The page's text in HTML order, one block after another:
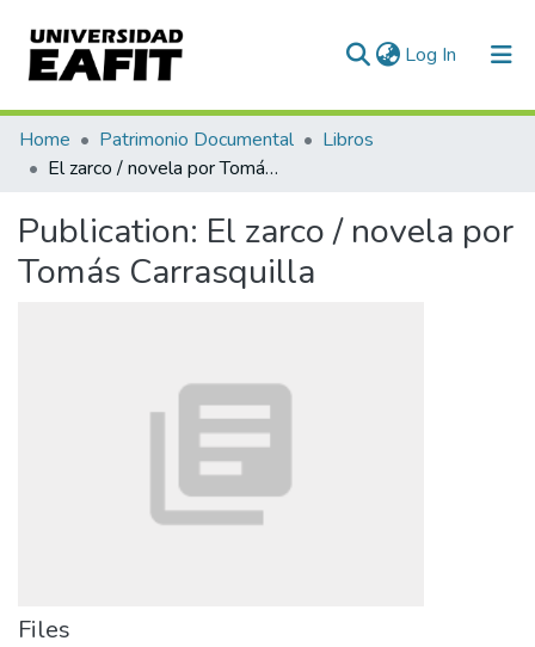
Log In (current)
Communities & Collections
All of DSpace
Statistics
Home Patrimonio Documental
Libros
El zarco / novela por Tomás Carrasquilla
Publication: El zarco / novela por
Tomás Carrasquilla
Files